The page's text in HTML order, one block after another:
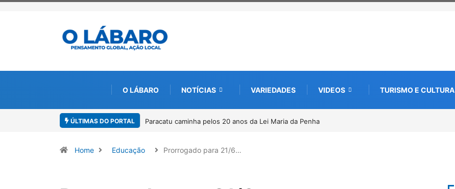
O LÁBARO NOTÍCIAS VARIEDADES VIDEOS TURISMO E CULTURA
ÚLTIMAS DO PORTAL
caminha pelos 20 anos da Lei Maria da PenhaProjeto CUTUCAR abre nova edição e semeia o futuro
Home Educação Prorrogado para 21/6…